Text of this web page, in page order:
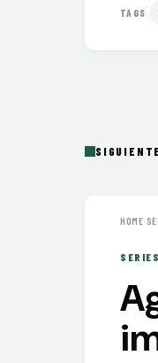
TAGS
SIGUIENTE
HOME›
SERIES